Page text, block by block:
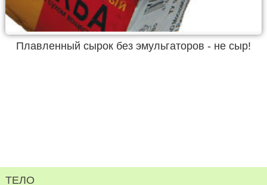
Плавленный сырок без эмульгаторов - не сыр!
ТЕЛО